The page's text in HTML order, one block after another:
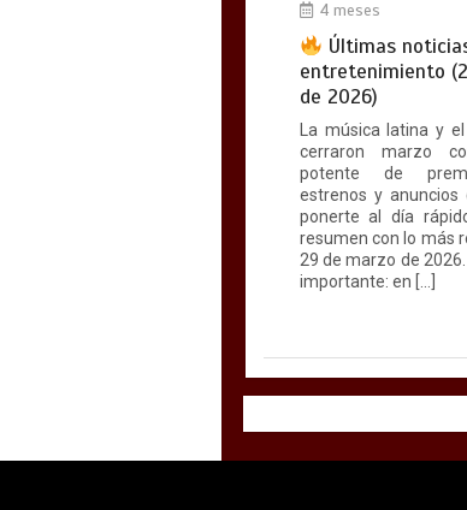
4 meses
Últimas
entretenimiento
de 2026)
La música latina y
cerraron marzo
potente de
estrenos y anuncios
ponerte al día
resumen con lo más
29 de marzo de
importante: en […]